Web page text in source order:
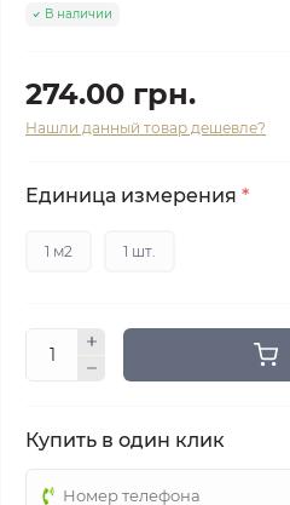
В наличии
274.00 грн.
Нашли данный товар дешевле?
Единица измерения *
1 м2 1 шт.
Купить в один клик